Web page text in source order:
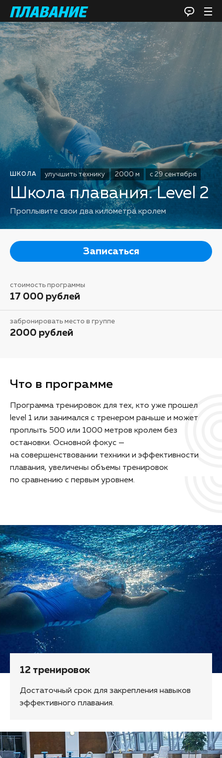
ШКОЛА улучшить технику 2000 м с 29 сентября
Школа плавания. Level 2
Проплывите свои два километра кролем
Записаться
стоимость программы
17 000 рублей
забронировать место в группе
2000 рублей
Что в программе
Программа тренировок для тех, кто уже прошел
level 1 или занимался с тренером раньше и может
проплыть 500 или 1000 метров кролем без
остановки. Основной фокус —
на совершенствовании техники и эффективности
плавания, увеличены объемы тренировок
по сравнению с первым уровнем.
12 тренировок
Достаточный срок для закрепления навыков
эффективного плавания.